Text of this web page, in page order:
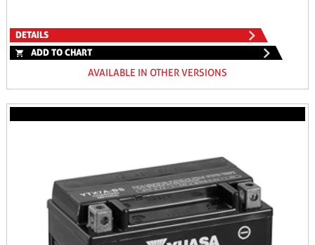
DETAILS
ADD TO CHART
AVAILABLE IN OTHER VERSIONS